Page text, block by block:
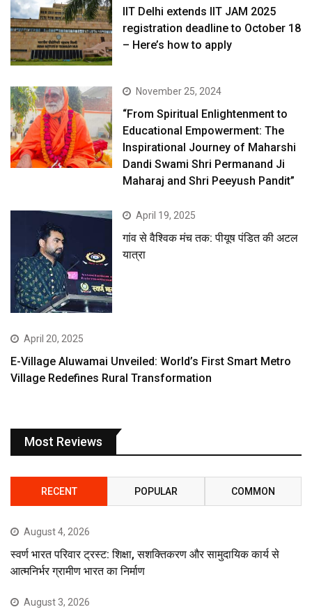
IIT Delhi extends IIT JAM 2025
registration deadline to October 18
– Here’s how to apply
November 25, 2024
“From Spiritual Enlightenment to
Educational Empowerment: The
Inspirational Journey of Maharshi
Dandi Swami Shri Permanand Ji
Maharaj and Shri Peeyush Pandit”
April 19, 2025
गांव से वैश्विक मंच तक: पीयूष पंडित की अटल
यात्रा
April 20, 2025
E-Village Aluwamai Unveiled: World’s First Smart Metro
Village Redefines Rural Transformation
Most Reviews
RECENT POPULAR COMMON
August 4, 2026
स्वर्ण भारत परिवार ट्रस्ट: शिक्षा, सशक्तिकरण और सामुदायिक कार्य से
आत्मनिर्भर ग्रामीण भारत का निर्माण
August 3, 2026